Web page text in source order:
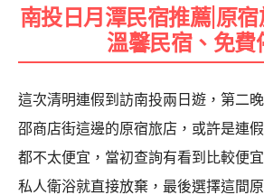
南投日月潭民宿推薦|原
溫馨民宿、免費
這次清明連假到訪南投兩日遊，第二
邵商店街這邊的原宿旅店，或許是連
都不太便宜，當初查詢有看到比較便
私人衛浴就直接放棄，最後選擇這間